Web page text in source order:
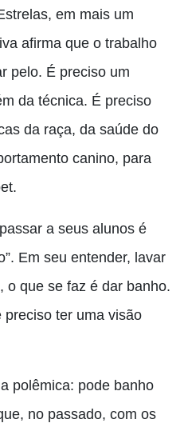
em mais um
afirma que o trabalho
pelo. É preciso um
da técnica. É preciso
da raça, da saúde do
canino, para
a seus alunos é
Em seu entender, lavar
o que se faz é dar banho.
preciso ter uma visão
polêmica: pode banho
no passado, com os